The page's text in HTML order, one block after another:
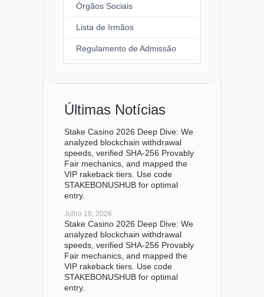
Órgãos Sociais
Lista de Irmãos
Regulamento de Admissão
Últimas Notícias
Stake Casino 2026 Deep Dive: We
analyzed blockchain withdrawal
speeds, verified SHA-256 Provably
Fair mechanics, and mapped the
VIP rakeback tiers. Use code
STAKEBONUSHUB for optimal
entry.
Julho 16, 2026
Stake Casino 2026 Deep Dive: We
analyzed blockchain withdrawal
speeds, verified SHA-256 Provably
Fair mechanics, and mapped the
VIP rakeback tiers. Use code
STAKEBONUSHUB for optimal
entry.